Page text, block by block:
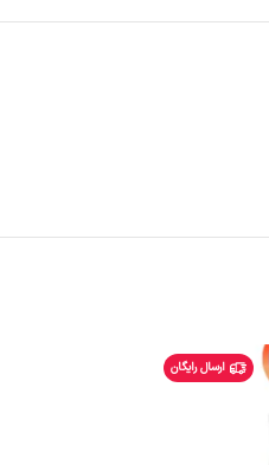
ارسال رایگان